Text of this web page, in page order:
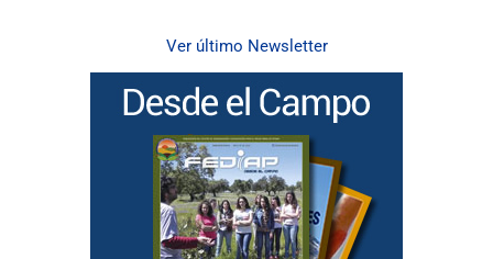
Ver último Newsletter